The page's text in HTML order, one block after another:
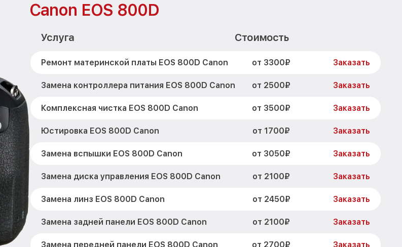
Canon EOS 800D
Услуга Стоимость
Ремонт материнской платы EOS 800D Canon от 3300₽ Заказать
Замена контроллера питания EOS 800D Canon от 2500₽ Заказать
Комплексная чистка EOS 800D Canon от 3500₽ Заказать
Юстировка EOS 800D Canon от 1700₽ Заказать
Замена вспышки EOS 800D Canon от 3050₽ Заказать
Замена диска управления EOS 800D Canon от 2100₽ Заказать
Замена линз EOS 800D Canon от 2450₽ Заказать
Замена задней панели EOS 800D Canon от 2100₽ Заказать
Замена передней панели EOS 800D Canon от 2700₽ Заказать